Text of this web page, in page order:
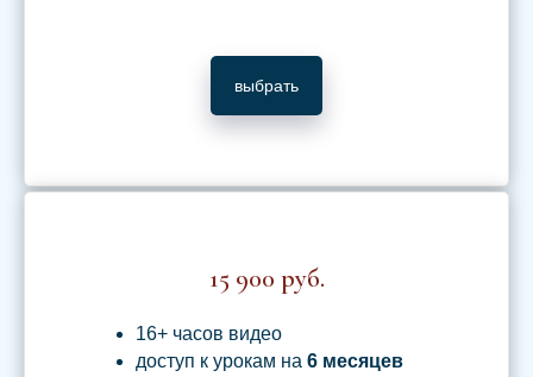
выбрать
15 900 руб.
16+ часов видео
доступ к урокам на 6 месяцев